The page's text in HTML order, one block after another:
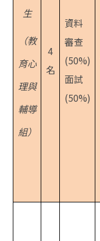
生
（教
育心
理與
輔導
組）
4
名
資料
審查
(50%)
面試
(50%)